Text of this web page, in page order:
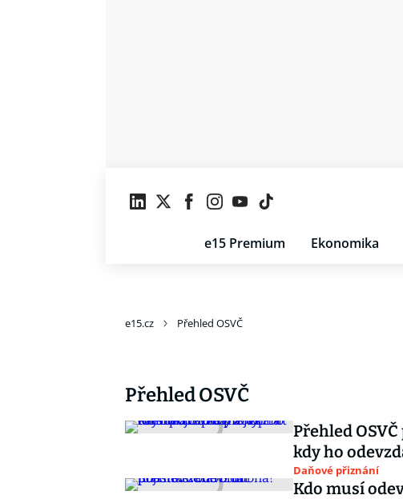
e15 Premium Ekonomika
e15.cz Přehled OSVČ
Přehled OSVČ
Přehled
kdy ho
Daňové přiznání
Kdo musí